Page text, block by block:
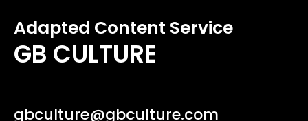
Adapted Content Service
GB CULTURE
gbculture@gbculture.com